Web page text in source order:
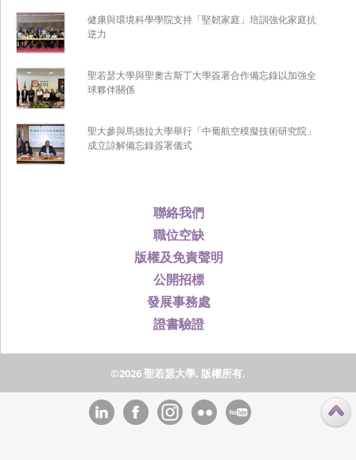
聯絡我們
職位空缺
版權及免責聲明
公開招標
發展事務處
證書驗證
健康與環境科學學院支持「堅韌家庭」培訓強化家庭抗
逆力
聖若瑟大學與聖奧古斯丁大學簽署合作備忘錄以加強全
球夥伴關係
聖大參與馬德拉大學舉行「中葡航空模擬技術研究院」
成立諒解備忘錄簽署儀式
©2026 聖若瑟大學, 版權所有.